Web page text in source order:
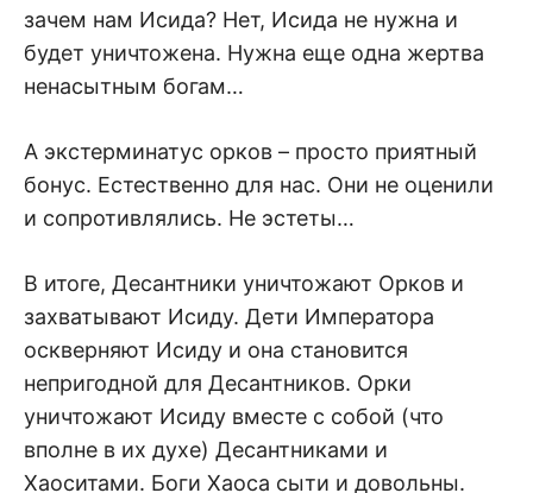
зачем нам Исида? Нет, Исида не нужна и
будет уничтожена. Нужна еще одна жертва
ненасытным богам…
А экстерминатус орков – просто приятный
бонус. Естественно для нас. Они не оценили
и сопротивлялись. Не эстеты…
В итоге, Десантники уничтожают Орков и
захватывают Исиду. Дети Императора
оскверняют Исиду и она становится
непригодной для Десантников. Орки
уничтожают Исиду вместе с собой (что
вполне в их духе) Десантниками и
Хаоситами. Боги Хаоса сыти и довольны.